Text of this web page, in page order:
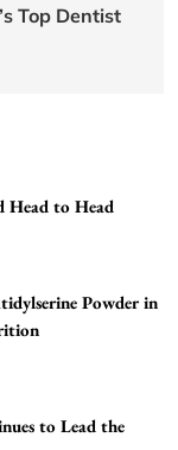
Top Dentist
Head to Head
Powder in
to Lead the